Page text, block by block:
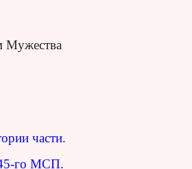
Мужества
части.
го МСП.